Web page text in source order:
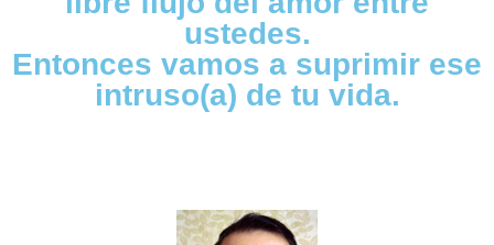
ustedes.
Entonces vamos a suprimir ese
intruso(a) de tu vida.